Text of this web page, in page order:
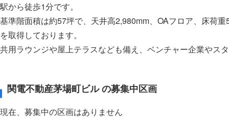
駅から徒歩1分です。
基準階面積は約57坪で、天井高2,980mm、OAフロア、床荷
を取得しております。
共用ラウンジや屋上テラスなども備え、ベンチャー企業やス
関電不動産茅場町ビル の募集中区画
現在、募集中の区画はありません